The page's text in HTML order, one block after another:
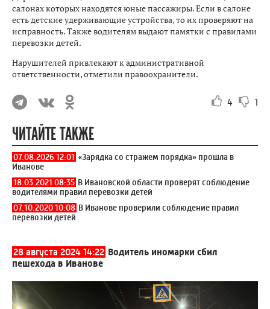
салонах которых находятся юные пассажиры. Если в салоне
есть детские удерживающие устройства, то их проверяют на
исправность. Также водителям выдают памятки с правилами
перевозки детей.
Нарушителей привлекают к административной
ответственности, отметили правоохранители.
4 1
ЧИТАЙТЕ ТАКЖЕ
07.08.2026 12:01 «Зарядка со стражем порядка» прошла в
Иванове
18.03.2021 08:35 В Ивановской области проверят соблюдение
водителями правил перевозки детей
07.10.2020 10:08 В Иванове проверили соблюдение правил
перевозки детей
28 августа 2024 14:22 Водитель иномарки сбил
пешехода в Иванове